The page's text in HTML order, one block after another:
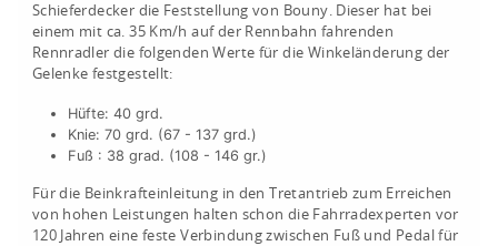
Schieferdecker die Feststellung von Bouny. Dieser hat bei
einem mit ca. 35 Km/h auf der Rennbahn fahrenden
Rennradler die folgenden Werte für die Winkeländerung der
Gelenke festgestellt:
Hüfte: 40 grd.
Knie: 70 grd. (67 - 137 grd.)
Fuß : 38 grad. (108 - 146 gr.)
Für die Beinkrafteinleitung in den Tretantrieb zum Erreichen
von hohen Leistungen halten schon die Fahrradexperten vor
120 Jahren eine feste Verbindung zwischen Fuß und Pedal für